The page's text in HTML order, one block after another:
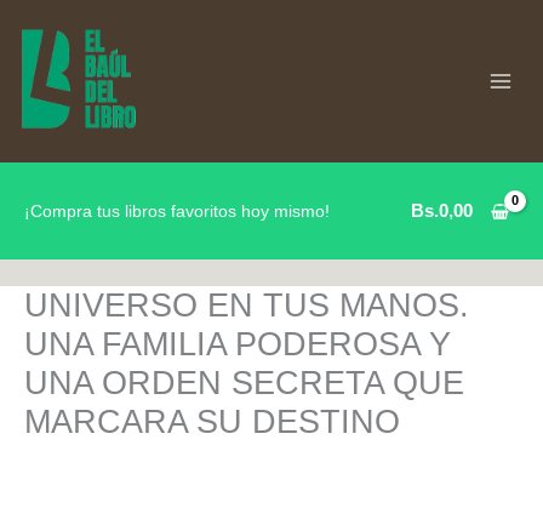
contenido
¡Compra tus libros favoritos hoy mismo! Bs.0,00
UNIVERSO EN TUS MANOS.
UNA FAMILIA PODEROSA Y
UNA ORDEN SECRETA QUE
MARCARA SU DESTINO